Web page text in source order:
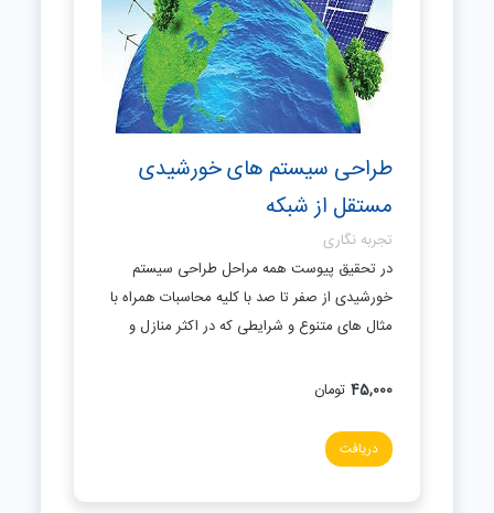
طراحی سیستم های خورشیدی
مستقل از شبکه
تجربه نگاری
در تحقیق پیوست همه مراحل طراحی سیستم
خورشیدی از صفر تا صد با کلیه محاسبات همراه با
مثال های متنوع و شرایطی که در اکثر منازل و
45,000 تومان
دریافت